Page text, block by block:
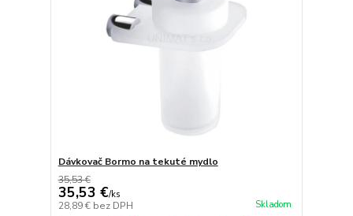
Dávkovač Bormo na tekuté mydlo
35,53 €
35,53 €/ks
28,89 € bez DPH Skladom